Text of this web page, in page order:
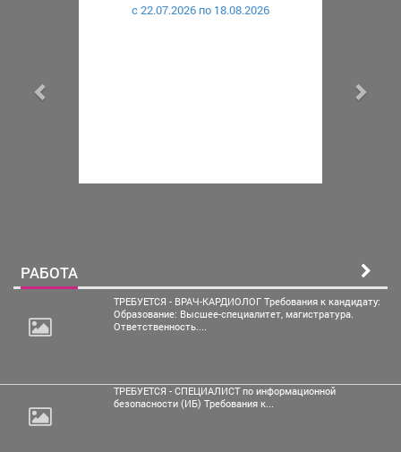
c 22.07.2026 по 18.08.2026
РАБОТА
ТРЕБУЕТСЯ - ВРАЧ-КАРДИОЛОГ Требования к кандидату:
Образование: Высшее-специалитет, магистратура.
Ответственность....
ТРЕБУЕТСЯ - СПЕЦИАЛИСТ по информационной
безопасности (ИБ) Требования к...